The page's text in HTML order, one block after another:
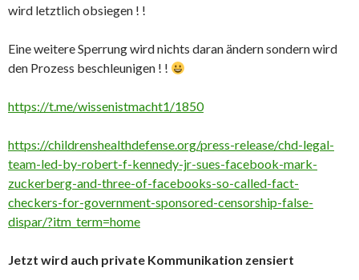
wird letztlich obsiegen ! !
Eine weitere Sperrung wird nichts daran ändern sondern wird
den Prozess beschleunigen ! !
https://t.me/wissenistmacht1/1850
https://childrenshealthdefense.org/press-release/chd-legal-
team-led-by-robert-f-kennedy-jr-sues-facebook-mark-
zuckerberg-and-three-of-facebooks-so-called-fact-
checkers-for-government-sponsored-censorship-false-
dispar/?itm_term=home
Jetzt wird auch private Kommunikation zensiert